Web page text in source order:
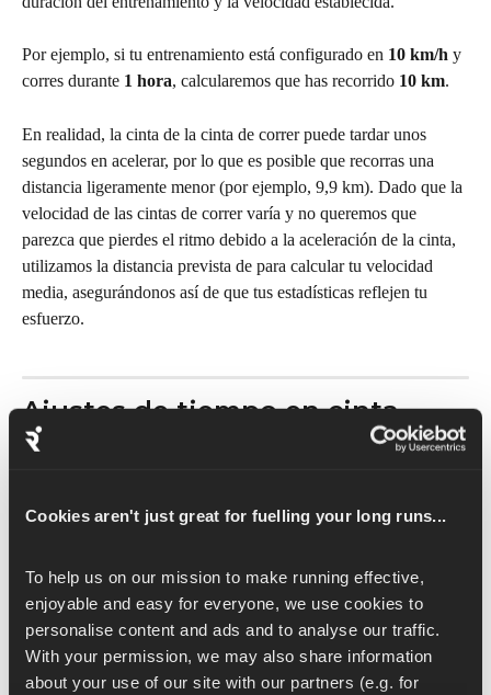
Cookies aren't just great for fuelling your long runs...
To help us on our mission to make running effective,
enjoyable and easy for everyone, we use cookies to
personalise content and ads and to analyse our traffic.
With your permission, we may also share information
about your use of our site with our partners (e.g. for
Por ejemplo, si tu entrenamiento está configurado en 10 km/h y
corres durante 1 hora, calcularemos que has recorrido 10 km.
En realidad, la cinta de la cinta de correr puede tardar unos
segundos en acelerar, por lo que es posible que recorras una
distancia ligeramente menor (por ejemplo, 9,9 km). Dado que la
velocidad de las cintas de correr varía y no queremos que
parezca que pierdes el ritmo debido a la aceleración de la cinta,
utilizamos la distancia prevista de para calcular tu velocidad
media, asegurándonos así de que tus estadísticas reflejen tu
esfuerzo.
Ajustes de tiempo en cinta
Cuando completas un entrenamiento en una cinta con FTMS,
tener en cuenta la aceleración y desaceleración de la cinta, que
Sin estos ajustes, tu ritmo medio incluiría el tiempo que tarda la
cinta en aumentar o disminuir la velocidad. En vueltas cortas y
rápidas, esto podría hacer que las lecturas del ritmo parcial se
desvíen hasta 15 segundos por kilómetro de tu objetivo. Para